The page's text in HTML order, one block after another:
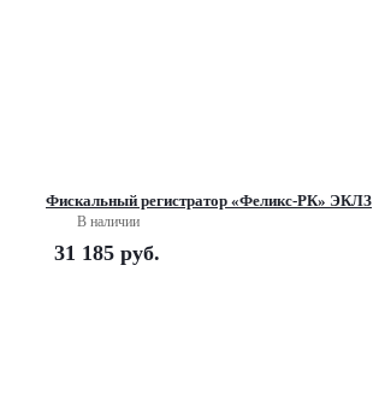
Фискальный регистратор «Феликс-РК» ЭКЛЗ
В наличии
31 185 руб.